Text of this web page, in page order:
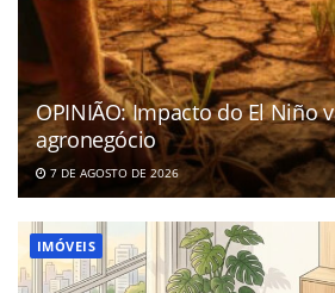
OPINIÃO: Impacto do El Niño
agronegócio
7 DE AGOSTO DE 2026
IMÓVEIS